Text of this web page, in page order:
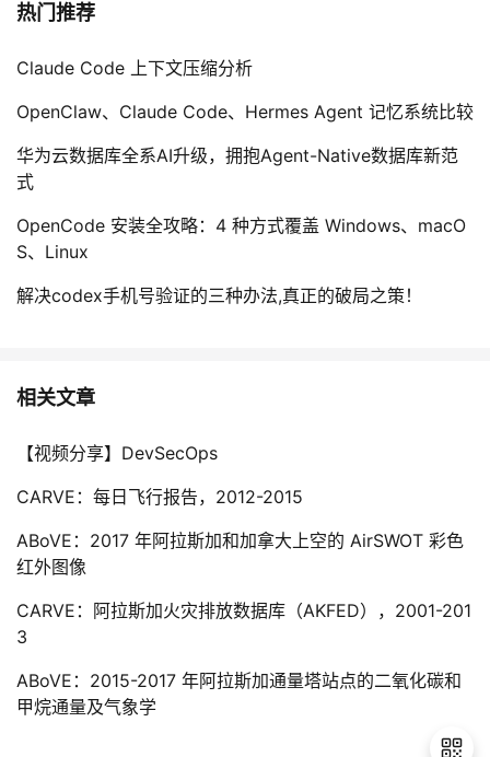
热门推荐
Claude Code 上下文压缩分析
OpenClaw、Claude Code、Hermes Agent 记忆系统比较
华为云数据库全系AI升级，拥抱Agent-Native数据库新范
式
OpenCode 安装全攻略：4 种方式覆盖 Windows、macO
S、Linux
解决codex手机号验证的三种办法,真正的破局之策！
相关文章
【视频分享】DevSecOps
CARVE：每日飞行报告，2012-2015
ABoVE：2017 年阿拉斯加和加拿大上空的 AirSWOT 彩色
红外图像
CARVE：阿拉斯加火灾排放数据库（AKFED），2001-201
3
ABoVE：2015-2017 年阿拉斯加通量塔站点的二氧化碳和
甲烷通量及气象学